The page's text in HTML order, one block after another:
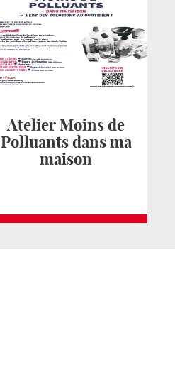
Atelier Moins de
Polluants dans ma
maison